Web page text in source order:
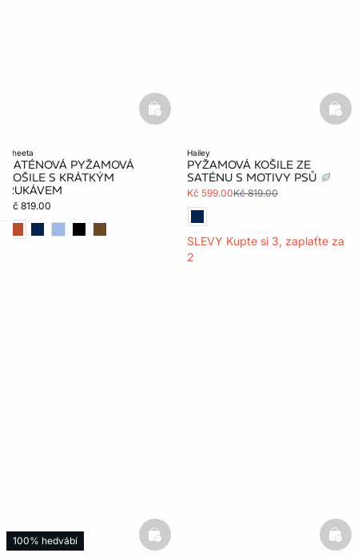
cheeta
SATÉNOVÁ PYŽAMOVÁ
KOŠILE S KRÁTKÝM
RUKÁVEM
Kč 819.00
basketfull
hailey
PYŽAMOVÁ KOŠILE ZE
SATÉNU S MOTIVY PSŮ
Kč 599.00Kč 819.00
SLEVY Kupte si 3, zaplaťte za
2
100% hedvábí basketfull